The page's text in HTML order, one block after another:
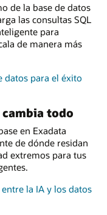
de la base de datos
las consultas SQL
para
de manera más
datos para el éxito
todo
en Exadata
de dónde residan
extremos para tus
la IA y los datos